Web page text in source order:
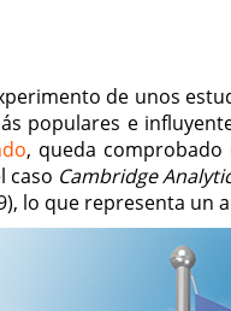
de unos
populares e
, queda comprobado
caso Cambridge
lo que representa un